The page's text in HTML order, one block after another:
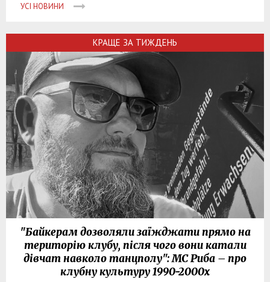
УСІ НОВИНИ
КРАЩЕ ЗА ТИЖДЕНЬ
"Байкерам дозволяли заїжджати прямо на
територію клубу, після чого вони катали
дівчат навколо танцполу": МС Риба – про
клубну культуру 1990-2000х